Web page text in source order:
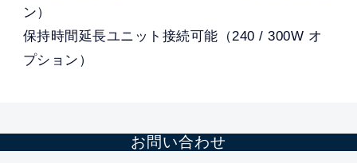
ン）
保持時間延長ユニット接続可能（240 / 300W オ
プション）
お問い合わせ